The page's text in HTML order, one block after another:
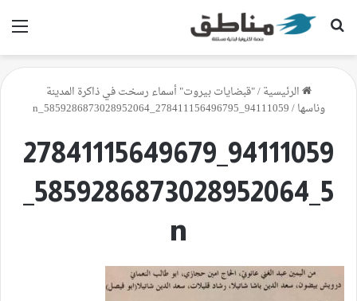
بحث عن
الرئيسية/"قبضايات بيروت" أسماء رسخت في ذاكرة المدينة
وناسها/
94111059_278411156496795_5859286873028952064_n
94111059_27841115649679
n